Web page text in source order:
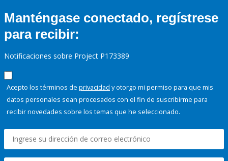
Manténgase conectado, regístrese
para recibir:
Notificaciones sobre Project P173389
Acepto los términos de privacidad y otorgo mi permiso para que mis
datos personales sean procesados con el fin de suscribirme para
recibir novedades sobre los temas que he seleccionado.